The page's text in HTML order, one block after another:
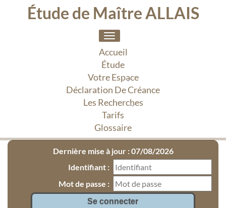
Étude de Maître ALLAIS
Toggle
navigation
Accueil
Étude
Votre Espace
Déclaration De Créance
Les Recherches
Tarifs
Glossaire
Dernière mise à jour : 07/08/2026
Identifiant :
Mot de passe :